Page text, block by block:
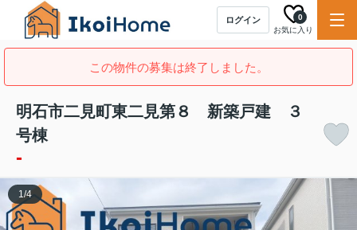
ログイン
お気に入り
0
この物件の募集は終了しました。
明石市二見町東二見第８ 新築戸建 ３
号棟
-
1/4